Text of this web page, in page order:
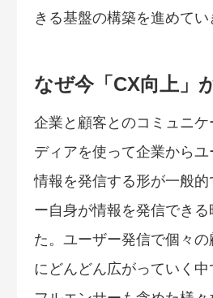
きる基盤の構築を進めてい
なぜ今「CX向上」
企業と顧客とのコミュニケ
ディアを使って企業から
情報を発信する形が一般
ー自身が情報を発信できる
た。ユーザー発信で個々
にどんどん広がっていく